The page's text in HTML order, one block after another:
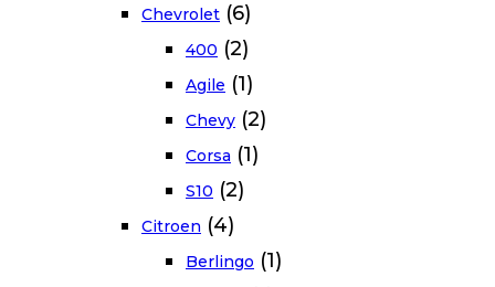
Chevrolet (6)
400 (2)
Agile (1)
Chevy (2)
Corsa (1)
S10 (2)
Citroen (4)
Berlingo (1)